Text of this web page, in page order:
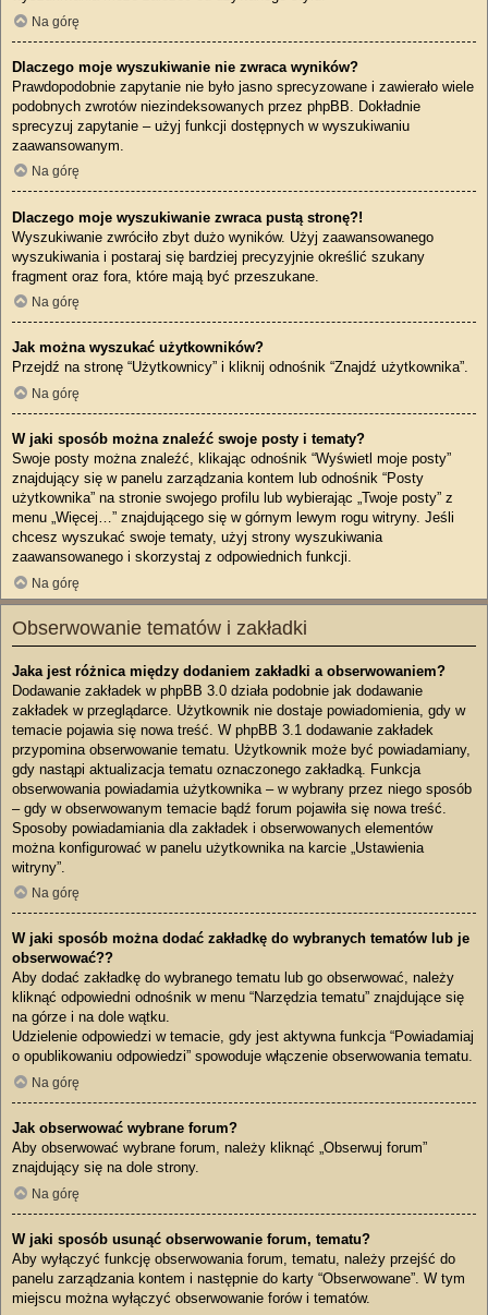
Na górę
Dlaczego moje wyszukiwanie nie zwraca wyników?
Prawdopodobnie zapytanie nie było jasno sprecyzowane i zawierało wiele
podobnych zwrotów niezindeksowanych przez phpBB. Dokładnie
sprecyzuj zapytanie – użyj funkcji dostępnych w wyszukiwaniu
zaawansowanym.
Na górę
Dlaczego moje wyszukiwanie zwraca pustą stronę?!
Wyszukiwanie zwróciło zbyt dużo wyników. Użyj zaawansowanego
wyszukiwania i postaraj się bardziej precyzyjnie określić szukany
fragment oraz fora, które mają być przeszukane.
Na górę
Jak można wyszukać użytkowników?
Przejdź na stronę “Użytkownicy” i kliknij odnośnik “Znajdź użytkownika”.
Na górę
W jaki sposób można znaleźć swoje posty i tematy?
Swoje posty można znaleźć, klikając odnośnik “Wyświetl moje posty”
znajdujący się w panelu zarządzania kontem lub odnośnik “Posty
użytkownika” na stronie swojego profilu lub wybierając „Twoje posty” z
menu „Więcej…” znajdującego się w górnym lewym rogu witryny. Jeśli
chcesz wyszukać swoje tematy, użyj strony wyszukiwania
zaawansowanego i skorzystaj z odpowiednich funkcji.
Na górę
Obserwowanie tematów i zakładki
Jaka jest różnica między dodaniem zakładki a obserwowaniem?
Dodawanie zakładek w phpBB 3.0 działa podobnie jak dodawanie
zakładek w przeglądarce. Użytkownik nie dostaje powiadomienia, gdy w
temacie pojawia się nowa treść. W phpBB 3.1 dodawanie zakładek
przypomina obserwowanie tematu. Użytkownik może być powiadamiany,
gdy nastąpi aktualizacja tematu oznaczonego zakładką. Funkcja
obserwowania powiadamia użytkownika – w wybrany przez niego sposób
– gdy w obserwowanym temacie bądź forum pojawiła się nowa treść.
Sposoby powiadamiania dla zakładek i obserwowanych elementów
można konfigurować w panelu użytkownika na karcie „Ustawienia
witryny”.
Na górę
W jaki sposób można dodać zakładkę do wybranych tematów lub je
obserwować??
Aby dodać zakładkę do wybranego tematu lub go obserwować, należy
kliknąć odpowiedni odnośnik w menu “Narzędzia tematu” znajdujące się
na górze i na dole wątku.
Udzielenie odpowiedzi w temacie, gdy jest aktywna funkcja “Powiadamiaj
o opublikowaniu odpowiedzi” spowoduje włączenie obserwowania tematu.
Na górę
Jak obserwować wybrane forum?
Aby obserwować wybrane forum, należy kliknąć „Obserwuj forum”
znajdujący się na dole strony.
Na górę
W jaki sposób usunąć obserwowanie forum, tematu?
Aby wyłączyć funkcję obserwowania forum, tematu, należy przejść do
panelu zarządzania kontem i następnie do karty “Obserwowane”. W tym
miejscu można wyłączyć obserwowanie forów i tematów.